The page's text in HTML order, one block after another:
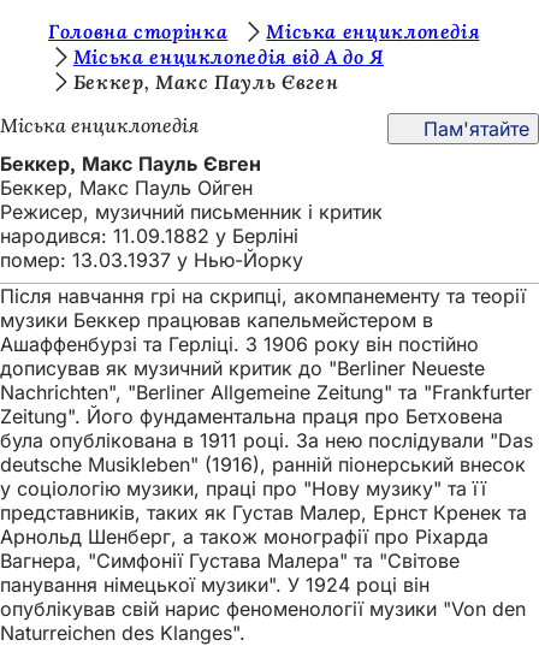
Перейти до змісту
т
у
т
:
Головна сторінка
Міська енциклопедія
Міська енциклопедія від А до Я
Беккер, Макс Пауль Євген
Міська енциклопедія
Пам'ятайте
Беккер, Макс Пауль Євген
Беккер, Макс Пауль Ойген
Режисер, музичний письменник і критик
народився: 11.09.1882 у Берліні
помер: 13.03.1937 у Нью-Йорку
Після навчання грі на скрипці, акомпанементу та теорії
музики Беккер працював капельмейстером в
Ашаффенбурзі та Герліці. З 1906 року він постійно
дописував як музичний критик до "Berliner Neueste
Nachrichten", "Berliner Allgemeine Zeitung" та "Frankfurter
Zeitung". Його фундаментальна праця про Бетховена
була опублікована в 1911 році. За нею послідували "Das
deutsche Musikleben" (1916), ранній піонерський внесок
у соціологію музики, праці про "Нову музику" та її
представників, таких як Густав Малер, Ернст Кренек та
Арнольд Шенберг, а також монографії про Ріхарда
Вагнера, "Симфонії Густава Малера" та "Світове
панування німецької музики". У 1924 році він
опублікував свій нарис феноменології музики "Von den
Naturreichen des Klanges".